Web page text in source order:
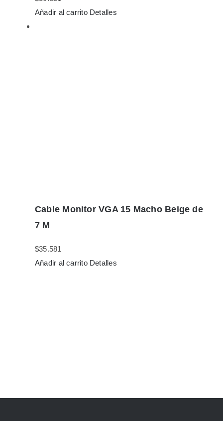
Añadir al carrito Detalles
Cable Monitor VGA 15 Macho Beige de
7 M
$35.581
Añadir al carrito Detalles